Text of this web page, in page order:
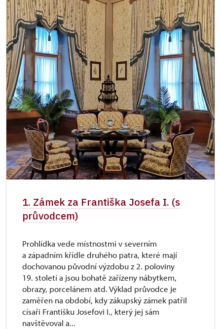
1. Zámek za Františka Josefa I. (s
průvodcem)
Prohlídka vede místnostmi v severním
a západním křídle druhého patra, které mají
dochovanou původní výzdobu z 2. poloviny
19. století a jsou bohatě zařízeny nábytkem,
obrazy, porcelánem atd. Výklad průvodce je
zaměřen na období, kdy zákupský zámek patřil
císaři Františku Josefovi I., který jej sám
navštěvoval a...